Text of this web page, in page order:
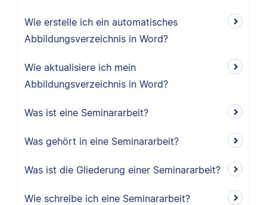
Wie erstelle ich ein automatisches
Abbildungsverzeichnis in Word?
Wie aktualisiere ich mein
Abbildungsverzeichnis in Word?
Was ist eine Seminararbeit?
Was gehört in eine Seminararbeit?
Was ist die Gliederung einer Seminararbeit?
Wie schreibe ich eine Seminararbeit?